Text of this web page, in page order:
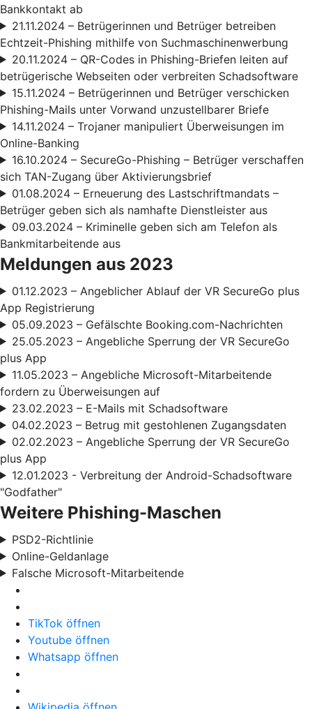
Bankkontakt ab
21.11.2024 – Betrügerinnen und Betrüger betreiben
Echtzeit-Phishing mithilfe von Suchmaschinenwerbung
20.11.2024 – QR-Codes in Phishing-Briefen leiten auf
betrügerische Webseiten oder verbreiten Schadsoftware
15.11.2024 – Betrügerinnen und Betrüger verschicken
Phishing-Mails unter Vorwand unzustellbarer Briefe
14.11.2024 – Trojaner manipuliert Überweisungen im
Online-Banking
16.10.2024 – SecureGo-Phishing – Betrüger verschaffen
sich TAN-Zugang über Aktivierungsbrief
01.08.2024 – Erneuerung des Lastschriftmandats –
Betrüger geben sich als namhafte Dienstleister aus
09.03.2024 – Kriminelle geben sich am Telefon als
Bankmitarbeitende aus
Meldungen aus 2023
01.12.2023 – Angeblicher Ablauf der VR SecureGo plus
App Registrierung
05.09.2023 – Gefälschte Booking.com-Nachrichten
25.05.2023 – Angebliche Sperrung der VR SecureGo
plus App
11.05.2023 – Angebliche Microsoft-Mitarbeitende
fordern zu Überweisungen auf
23.02.2023 – E-Mails mit Schadsoftware
04.02.2023 – Betrug mit gestohlenen Zugangsdaten
02.02.2023 – Angebliche Sperrung der VR SecureGo
plus App
12.01.2023 - Verbreitung der Android-Schadsoftware
"Godfather"
Weitere Phishing-Maschen
PSD2-Richtlinie
Online-Geldanlage
Falsche Microsoft-Mitarbeitende
TikTok öffnen
Youtube öffnen
Whatsapp öffnen